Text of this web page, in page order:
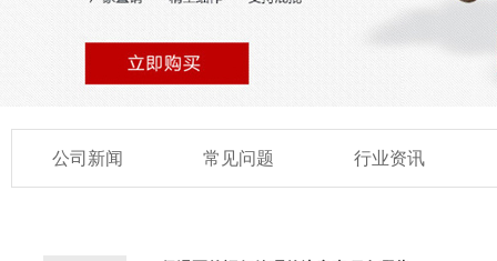
公司新闻 常见问题 行业资讯